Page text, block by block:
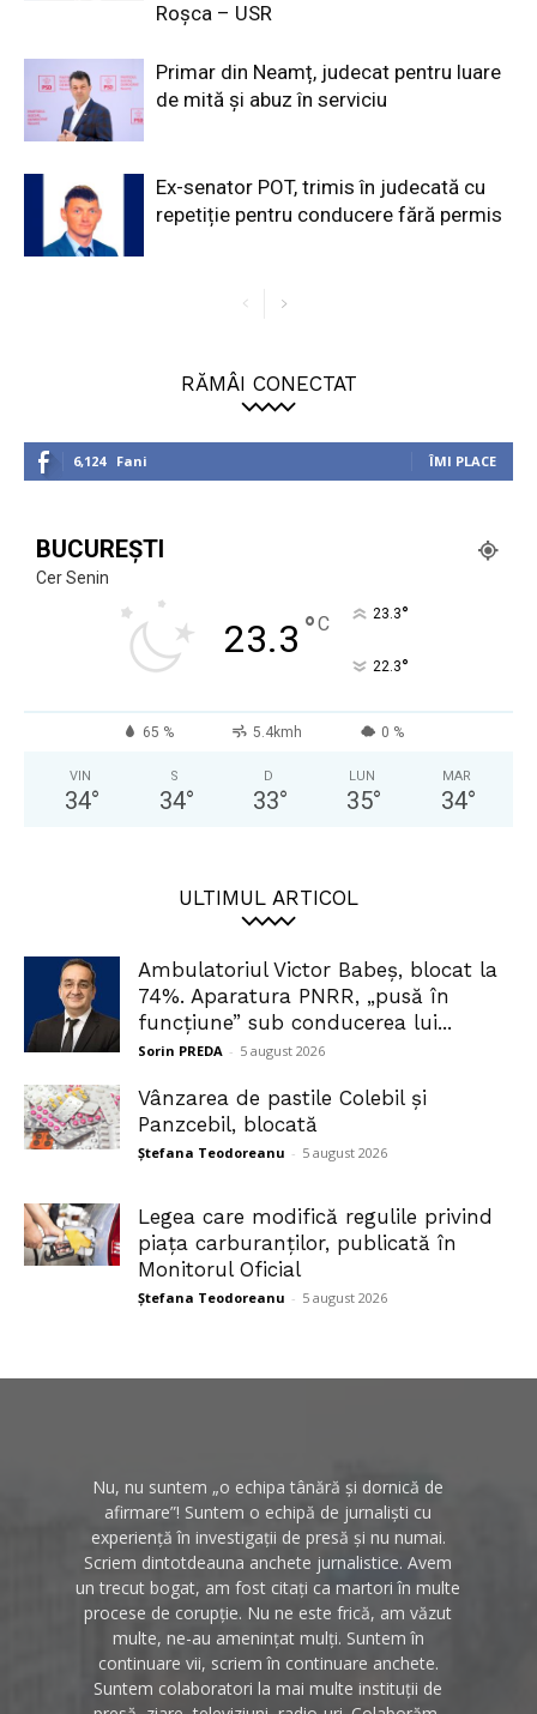
Roșca – USR
Primar din Neamț, judecat pentru luare
de mită și abuz în serviciu
Ex-senator POT, trimis în judecată cu
repetiție pentru conducere fără permis
RĂMÂI CONECTAT
6,124 Fani ÎMI PLACE
BUCUREȘTI
Cer Senin
23.3 °C 23.3°
22.3°
65 % 5.4kmh 0 %
VIN
34°
S
34°
D
33°
LUN
35°
MAR
34°
ULTIMUL ARTICOL
Ambulatoriul Victor Babeș, blocat la
74%. Aparatura PNRR, „pusă în
funcțiune” sub conducerea lui...
Sorin PREDA - 5 august 2026
Vânzarea de pastile Colebil și
Panzcebil, blocată
Ștefana Teodoreanu - 5 august 2026
Legea care modifică regulile privind
piața carburanților, publicată în
Monitorul Oficial
Ștefana Teodoreanu - 5 august 2026
Nu, nu suntem „o echipa tânără și dornică de
afirmare”! Suntem o echipă de jurnaliști cu
experiență în investigații de presă și nu numai.
Scriem dintotdeauna anchete jurnalistice. Avem
un trecut bogat, am fost citați ca martori în multe
procese de corupție. Nu ne este frică, am văzut
multe, ne-au amenințat mulți. Suntem în
continuare vii, scriem în continuare anchete.
Suntem colaboratori la mai multe instituții de